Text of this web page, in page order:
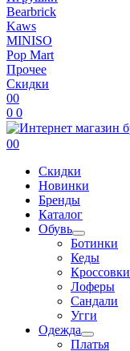
Bearbrick
Kaws
MINISO
Pop Mart
Прочее
Скидки
00
0 0
00
Скидки
Новинки
Бренды
Каталог
Обувь
Ботинки
Кеды
Кроссовки
Лоферы
Сандали
Угги
Одежда
Платья